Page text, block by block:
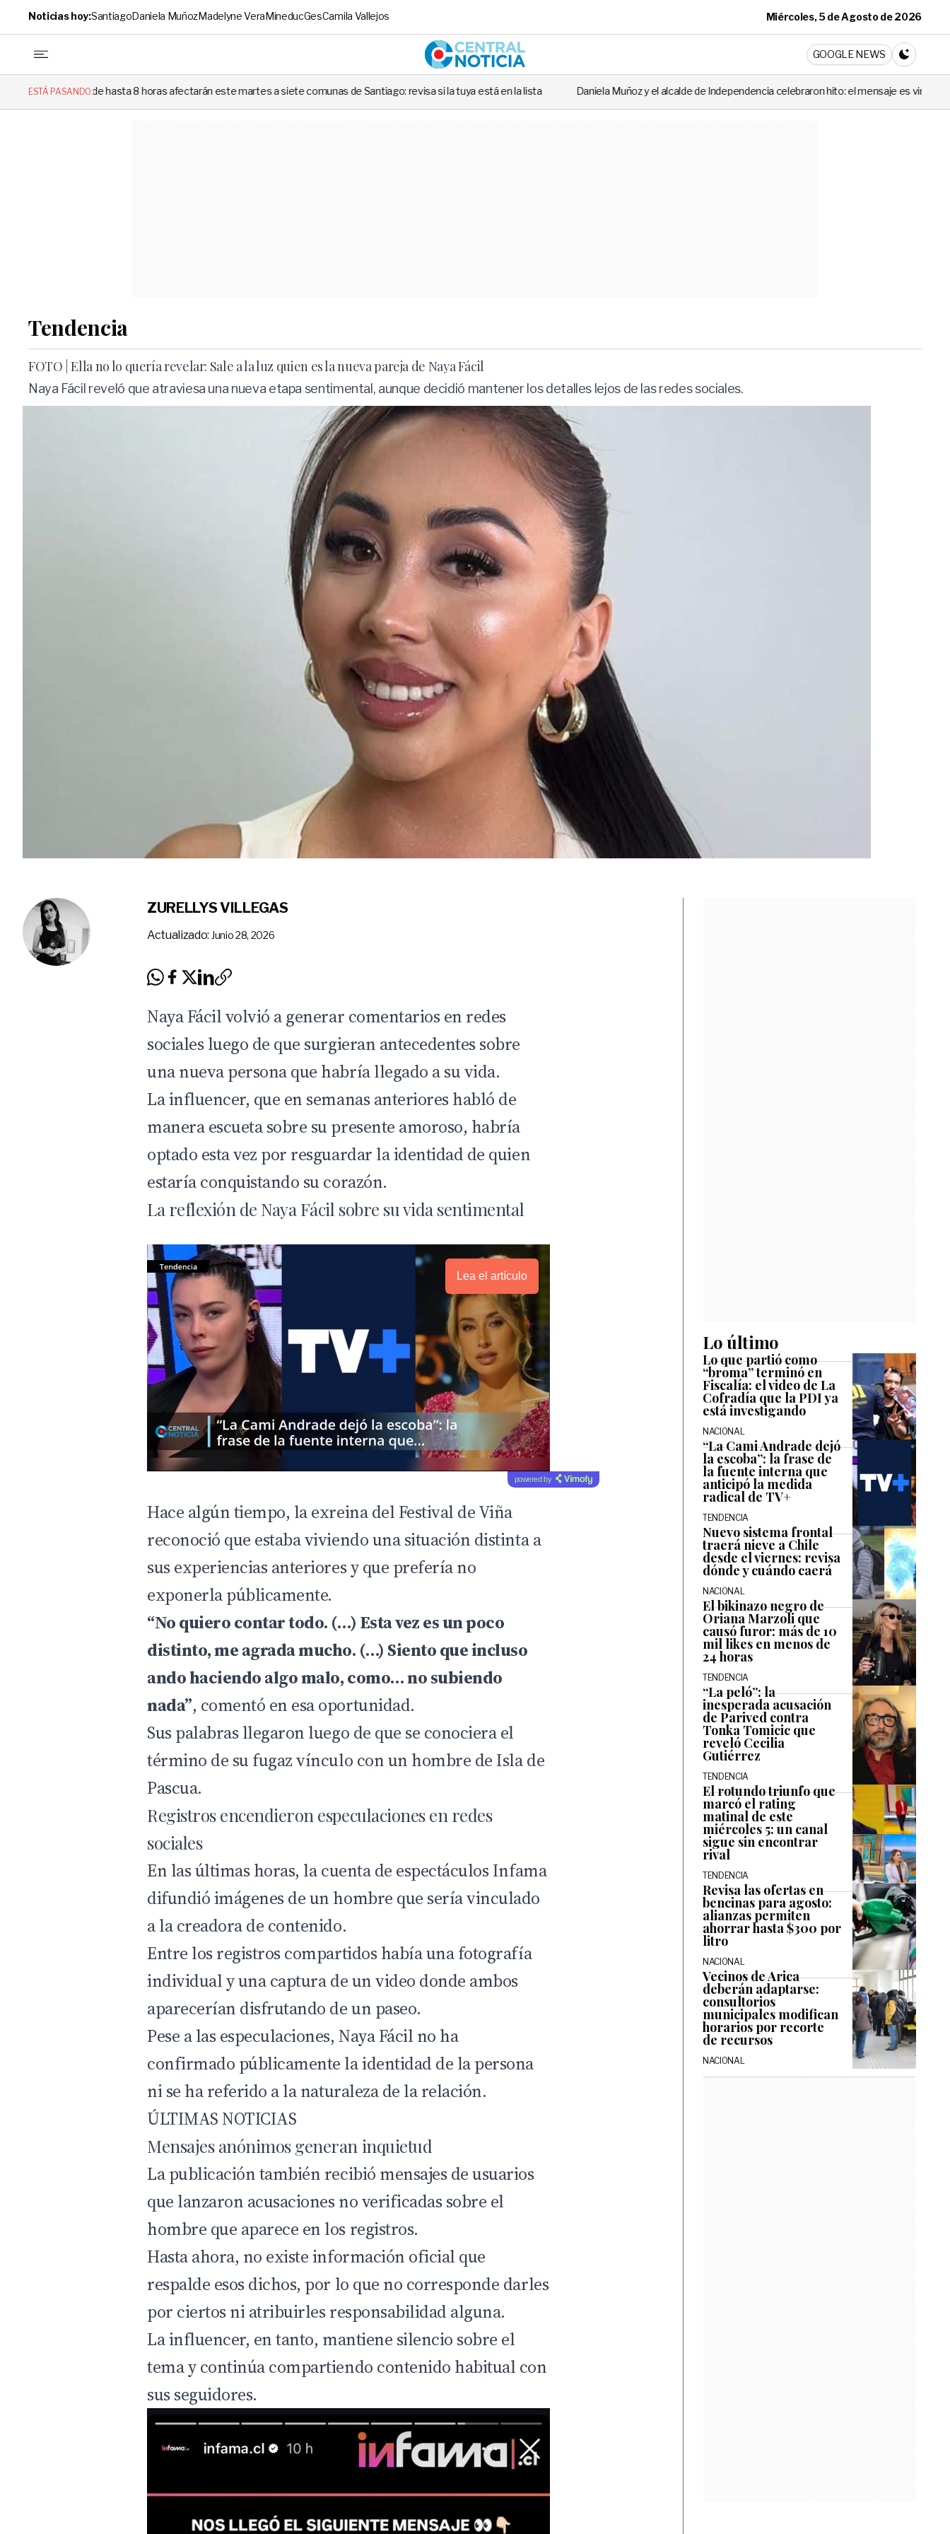
Noticias hoy:SantiagoDaniela MuñozMadelyne VeraMineducGesCamila Vallejos Miércoles, 5 de Agosto de 2026
Central Noticia
GOOGLE NEWS
CAMBIA A
ESTÁ PASANDO:
de hasta 8 horas afectarán este martes a siete comunas de Santiago: revisa si la tuya está en la lista Daniela Muñoz y el alcalde de Independencia celebraron hito: el mensaje es viral Escalofriante:
Tendencia
FOTO | Ella no lo quería revelar: Sale a la luz quien es la nueva pareja de Naya Fácil
Naya Fácil reveló que atraviesa una nueva etapa sentimental, aunque decidió mantener los detalles lejos de las redes sociales.
ZURELLYS VILLEGAS
Actualizado: Junio 28, 2026
Naya Fácil volvió a generar comentarios en redes
sociales luego de que surgieran antecedentes sobre
una nueva persona que habría llegado a su vida.
La influencer, que en semanas anteriores habló de
manera escueta sobre su presente amoroso, habría
optado esta vez por resguardar la identidad de quien
estaría conquistando su corazón.
La reflexión de Naya Fácil sobre su vida sentimental
Lea el artículo
powered by
Hace algún tiempo, la exreina del Festival de Viña
reconoció que estaba viviendo una situación distinta a
sus experiencias anteriores y que prefería no
exponerla públicamente.
“No quiero contar todo. (…) Esta vez es un poco
distinto, me agrada mucho. (…) Siento que incluso
ando haciendo algo malo, como… no subiendo
nada”, comentó en esa oportunidad.
Sus palabras llegaron luego de que se conociera el
término de su fugaz vínculo con un hombre de Isla de
Pascua.
Registros encendieron especulaciones en redes
sociales
En las últimas horas, la cuenta de espectáculos Infama
difundió imágenes de un hombre que sería vinculado
a la creadora de contenido.
Entre los registros compartidos había una fotografía
individual y una captura de un video donde ambos
aparecerían disfrutando de un paseo.
Pese a las especulaciones, Naya Fácil no ha
confirmado públicamente la identidad de la persona
ni se ha referido a la naturaleza de la relación.
ÚLTIMAS NOTICIAS
Mensajes anónimos generan inquietud
La publicación también recibió mensajes de usuarios
que lanzaron acusaciones no verificadas sobre el
hombre que aparece en los registros.
Hasta ahora, no existe información oficial que
respalde esos dichos, por lo que no corresponde darles
por ciertos ni atribuirles responsabilidad alguna.
La influencer, en tanto, mantiene silencio sobre el
tema y continúa compartiendo contenido habitual con
sus seguidores.
Lo último
Lo que partió como
“broma” terminó en
Fiscalía: el video de La
Cofradía que la PDI ya
está investigando
NACIONAL
“La Cami Andrade dejó
la escoba”: la frase de
la fuente interna que
anticipó la medida
radical de TV+
TENDENCIA
Nuevo sistema frontal
traerá nieve a Chile
desde el viernes: revisa
dónde y cuándo caerá
NACIONAL
El bikinazo negro de
Oriana Marzoli que
causó furor: más de 10
mil likes en menos de
24 horas
TENDENCIA
“La peló”: la
inesperada acusación
de Parived contra
Tonka Tomicic que
reveló Cecilia
Gutiérrez
TENDENCIA
El rotundo triunfo que
marcó el rating
matinal de este
miércoles 5: un canal
sigue sin encontrar
rival
TENDENCIA
Revisa las ofertas en
bencinas para agosto:
alianzas permiten
ahorrar hasta $300 por
litro
NACIONAL
Vecinos de Arica
deberán adaptarse:
consultorios
municipales modifican
horarios por recorte
de recursos
NACIONAL